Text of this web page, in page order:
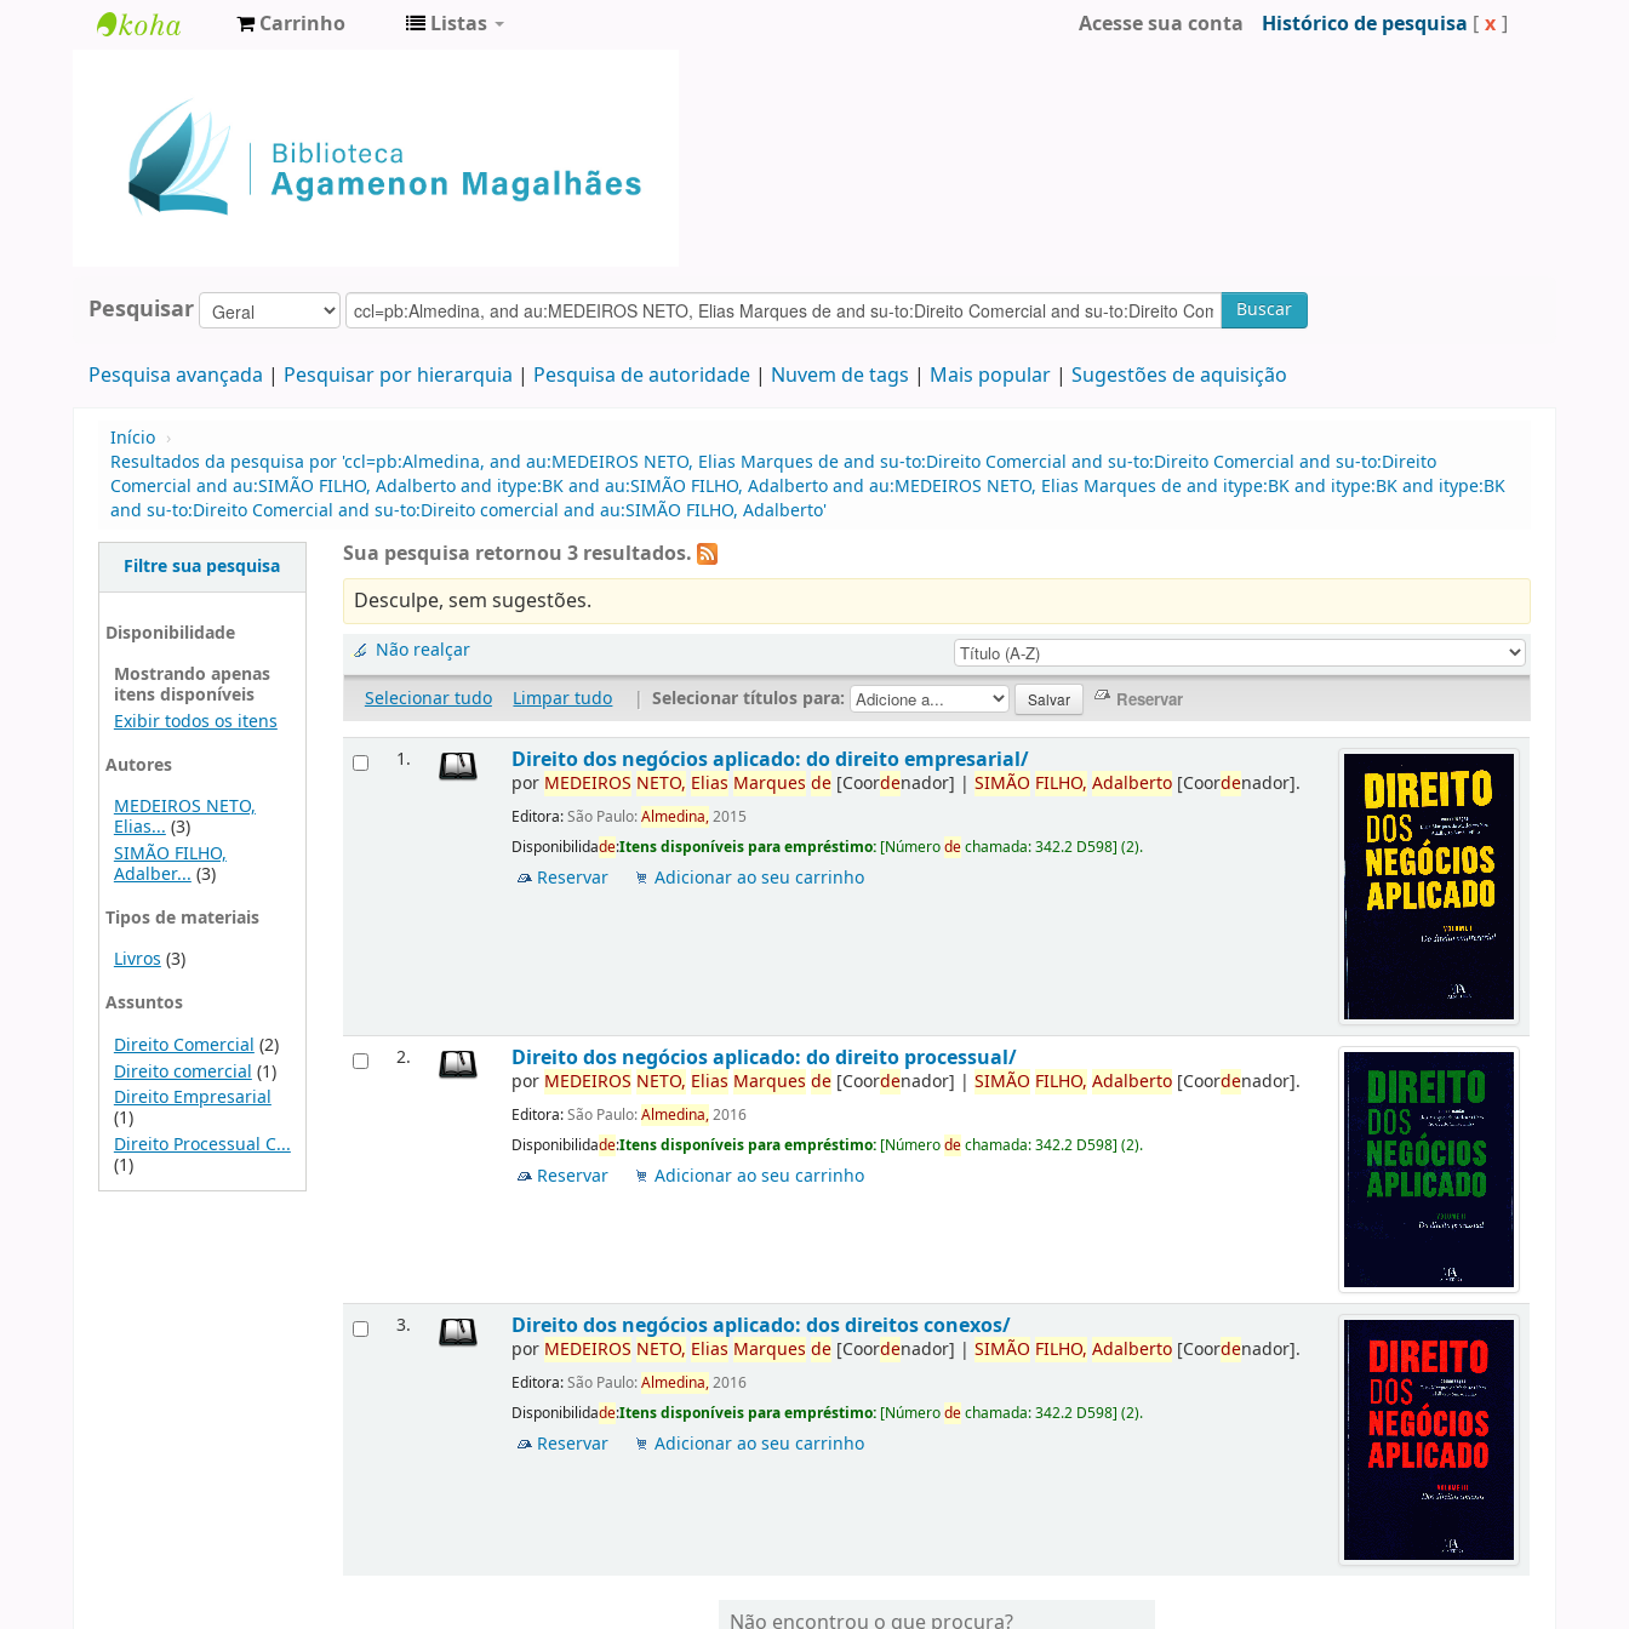
Agamenon
Magalhães
Carrinho Listas Acesse sua conta Histórico de pesquisa [ x ]
Pesquisar Buscar
Pesquisa avançada Pesquisar por hierarquia Pesquisa de autoridade Nuvem de tags Mais popular Sugestões de aquisição
Início ›
Resultados da pesquisa por 'ccl=pb:Almedina, and au:MEDEIROS NETO, Elias Marques de and su-to:Direito Comercial and su-to:Direito Comercial and su-to:Direito
Comercial and au:SIMÃO FILHO, Adalberto and itype:BK and au:SIMÃO FILHO, Adalberto and au:MEDEIROS NETO, Elias Marques de and itype:BK and itype:BK and itype:BK
and su-to:Direito Comercial and su-to:Direito comercial and au:SIMÃO FILHO, Adalberto'
Filtre sua pesquisa
Disponibilidade
Mostrando apenas
itens disponíveis
Exibir todos os itens
Autores
MEDEIROS NETO,
Elias...(3)
SIMÃO FILHO,
Adalber... (3)
Tipos de materiais
Livros(3)
Assuntos
Direito Comercial (2)
Direito comercial (1)
Direito Empresarial
(1)
Direito Processual C...
(1)
Sua pesquisa retornou 3 resultados.
Desculpe, sem sugestões.
Não realçar
Selecionar tudo
Limpar tudo | Selecionar títulos para:
1. Direito dos negócios aplicado: do direito empresarial/
por MEDEIROS NETO, Elias Marques de [Coordenador] |SIMÃO FILHO, Adalberto [Coordenador].
Editora:São Paulo:Almedina,2015
Disponibilidade:Itens disponíveis para empréstimo: [Númerodechamada:342.2 D598](2).
Reservar Adicionar ao seu carrinho
2. Direito dos negócios aplicado: do direito processual/
por MEDEIROS NETO, Elias Marques de [Coordenador] |SIMÃO FILHO, Adalberto [Coordenador].
Editora:São Paulo:Almedina,2016
Disponibilidade:Itens disponíveis para empréstimo: [Númerodechamada:342.2 D598](2).
Reservar Adicionar ao seu carrinho
3. Direito dos negócios aplicado: dos direitos conexos/
por MEDEIROS NETO, Elias Marques de [Coordenador] |SIMÃO FILHO, Adalberto [Coordenador].
Editora:São Paulo:Almedina,2016
Disponibilidade:Itens disponíveis para empréstimo: [Númerodechamada:342.2 D598](2).
Reservar Adicionar ao seu carrinho